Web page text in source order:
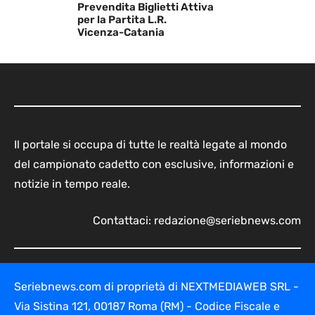
Prevendita Biglietti Attiva
per la Partita L.R.
Vicenza-Catania
Il portale si occupa di tutte le realtà legate al mondo
del campionato cadetto con esclusive, informazioni e
notizie in tempo reale.
Contattaci: redazione@seriebnews.com
Seriebnews.com di proprietà di NEXTMEDIAWEB SRL -
Via Sistina 121, 00187 Roma (RM) - Codice Fiscale e